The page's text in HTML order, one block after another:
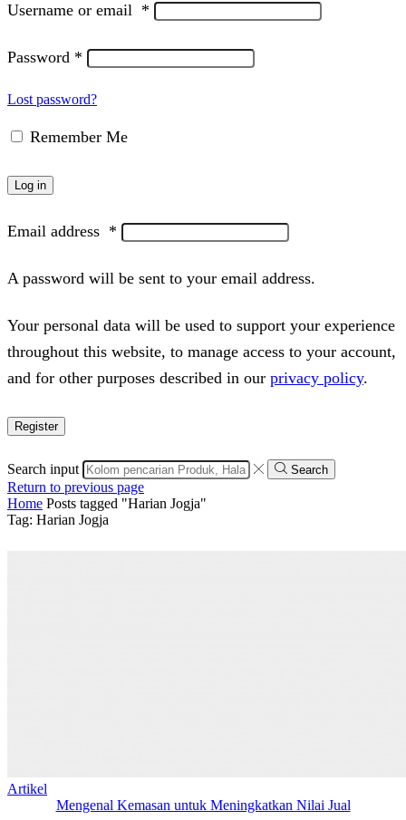
Username or email *
Password *
Lost password?
Remember Me
Log in
Email address *
A password will be sent to your email address.
Your personal data will be used to support your experience
throughout this website, to manage access to your account,
and for other purposes described in our privacy policy.
Register
Search input Search
Return to previous page
Home Posts tagged "Harian Jogja"
Tag: Harian Jogja
Artikel
Mengenal Kemasan untuk Meningkatkan Nilai Jual